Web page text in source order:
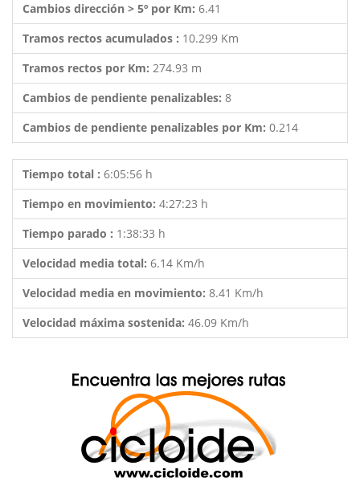
Cambios dirección > 5º por Km: 6.41
Tramos rectos acumulados : 10.299 Km
Tramos rectos por Km: 274.93 m
Cambios de pendiente penalizables: 8
Cambios de pendiente penalizables por Km: 0.214
Tiempo total : 6:05:56 h
Tiempo en movimiento: 4:27:23 h
Tiempo parado : 1:38:33 h
Velocidad media total: 6.14 Km/h
Velocidad media en movimiento: 8.41 Km/h
Velocidad máxima sostenida: 46.09 Km/h